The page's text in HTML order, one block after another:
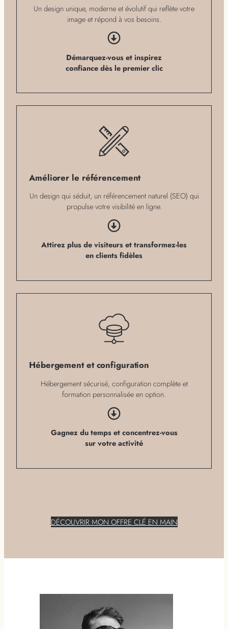
Un design unique, moderne et évolutif qui reflète votre
image et répond à vos besoins.
Démarquez-vous et inspirez
confiance dès le premier clic
Améliorer le référencement
Un design qui séduit, un référencement naturel (SEO) qui
propulse votre visibilité en ligne.
Attirez plus de visiteurs et transformez-les
en clients fidèles
Hébergement et configuration
Hébergement sécurisé, configuration complète et
formation personnalisée en option.
Gagnez du temps et concentrez-vous
sur votre activité
DÉCOUVRIR MON OFFRE CLÉ EN MAIN